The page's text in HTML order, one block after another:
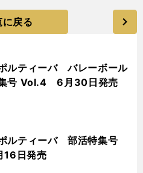
に戻る
ルティーバ バレーボール
号 Vol.4 6月30日発売
ルティーバ 部活特集号
16日発売